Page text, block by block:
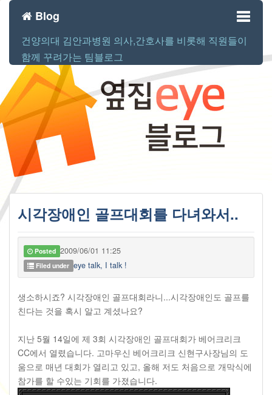
Toggle
Blog
건양의대 김안과병원 의사,간호사를 비롯해 직원들이
함께 꾸려가는 팀블로그
시각장애인 골프대회를 다녀와서..
Posted 2009/06/01 11:25
Filed under eye talk, I talk !
생소하시죠? 시각장애인 골프대회라니...시각장애인도 골프를
친다는 것을 혹시 알고 계셨나요?
지난 5월 14일에 제 3회 시각장애인 골프대회가 베어크리크
CC에서 열렸습니다. 고마우신 베어크리크 신현구사장님의 도
움으로 매년 대회가 열리고 있고, 올해 저도 처음으로 개막식에
참가를 할 수있는 기회를 가졌습니다.